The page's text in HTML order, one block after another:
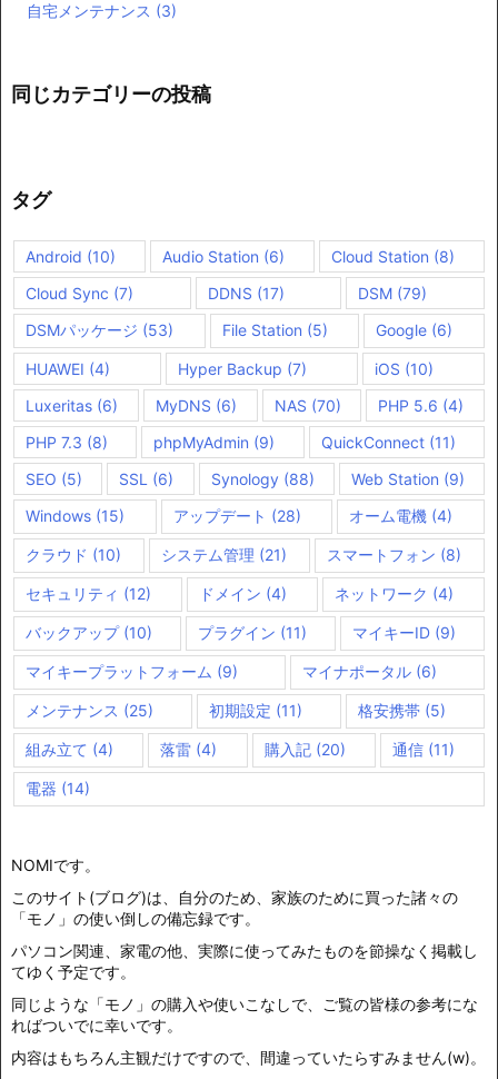
自宅メンテナンス (3)
同じカテゴリーの投稿
タグ
Android (10) Audio Station (6) Cloud Station (8)
Cloud Sync (7) DDNS (17) DSM (79)
DSMパッケージ (53) File Station (5) Google (6)
HUAWEI (4) Hyper Backup (7) iOS (10)
Luxeritas (6) MyDNS (6) NAS (70) PHP 5.6 (4)
PHP 7.3 (8) phpMyAdmin (9) QuickConnect(11)
SEO (5) SSL (6) Synology (88) Web Station (9)
Windows (15) アップデート (28) オーム電機 (4)
クラウド (10) システム管理 (21) スマートフォン (8)
セキュリティ (12) ドメイン (4) ネットワーク (4)
バックアップ(10) プラグイン (11) マイキーID (9)
マイキープラットフォーム (9) マイナポータル (6)
メンテナンス (25) 初期設定 (11) 格安携帯 (5)
組み立て (4) 落雷 (4) 購入記(20) 通信(11)
電器 (14)
NOMIです。
このサイト(ブログ)は、自分のため、家族のために買った諸々の
「モノ」の使い倒しの備忘録です。
パソコン関連、家電の他、実際に使ってみたものを節操なく掲載し
てゆく予定です。
同じような「モノ」の購入や使いこなしで、ご覧の皆様の参考にな
ればついでに幸いです。
内容はもちろん主観だけですので、間違っていたらすみません(w)。